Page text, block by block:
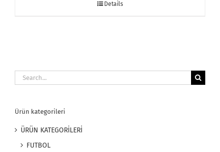
Details
Search
for:
Ürün kategorileri
ÜRÜN KATEGORİLERİ
FUTBOL